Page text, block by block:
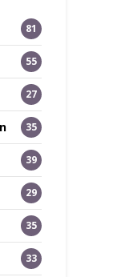
81
55
27
35
39
29
35
33